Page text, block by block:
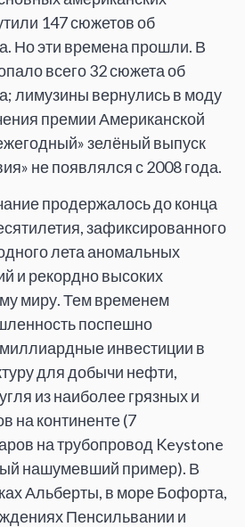
147 сюжетов об
Но эти времена прошли. В
всего 32 сюжета об
лимузины вернулись в моду
премии Американской
зелёный выпуск
не появлялся с 2008 года.
продержалось до конца
зафиксированного
лета аномальных
и рекордно высоких
миру. Тем временем
поспешно
инвестиции в
для добычи нефти,
из наиболее грязных и
на континенте (7
на трубопровод Keystone
нашумевший пример). В
Альберты, в море Бофорта,
Пенсильвании и